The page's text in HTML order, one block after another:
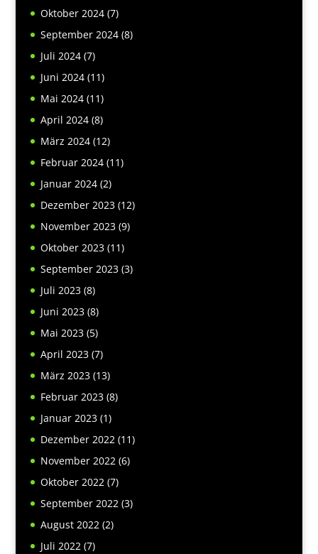
Oktober 2024(7)
September 2024(8)
Juli 2024(7)
Juni 2024(11)
Mai 2024(11)
April 2024(8)
März 2024(12)
Februar 2024(11)
Januar 2024(2)
Dezember 2023(12)
November 2023(9)
Oktober 2023(11)
September 2023(3)
Juli 2023(8)
Juni 2023(8)
Mai 2023(5)
April 2023(7)
März 2023(13)
Februar 2023(8)
Januar 2023(1)
Dezember 2022(11)
November 2022(6)
Oktober 2022(7)
September 2022(3)
August 2022(2)
Juli 2022(7)